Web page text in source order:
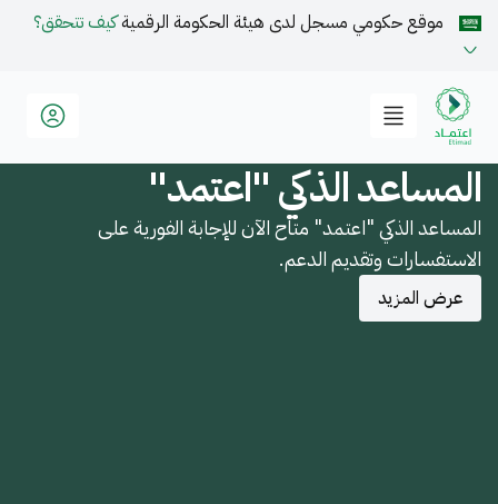
موقع حكومي مسجل لدى هيئة الحكومة الرقميةكيف تتحقق؟
المساعد الذكي "اعتمد"
المساعد الذكي "اعتمد" متاح الآن للإجابة الفورية على
الاستفسارات وتقديم الدعم.
عرض المزيد